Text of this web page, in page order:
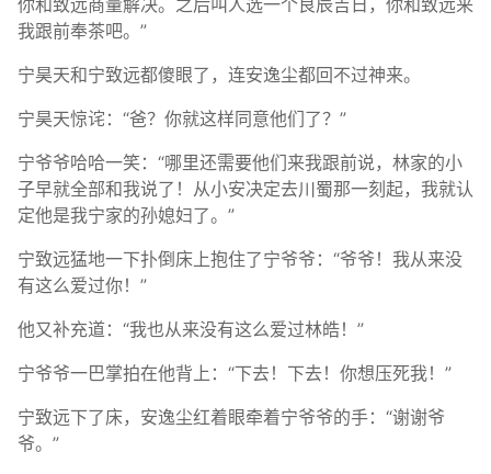
你和致远商量解决。之后叫人选一个良辰吉日，你和致远来
我跟前奉茶吧。”
宁昊天和宁致远都傻眼了，连安逸尘都回不过神来。
宁昊天惊诧：“爸？你就这样同意他们了？”
宁爷爷哈哈一笑：“哪里还需要他们来我跟前说，林家的小
子早就全部和我说了！从小安决定去川蜀那一刻起，我就认
定他是我宁家的孙媳妇了。”
宁致远猛地一下扑倒床上抱住了宁爷爷：“爷爷！我从来没
有这么爱过你！”
他又补充道：“我也从来没有这么爱过林皓！”
宁爷爷一巴掌拍在他背上：“下去！下去！你想压死我！”
宁致远下了床，安逸尘红着眼牵着宁爷爷的手：“谢谢爷
爷。”